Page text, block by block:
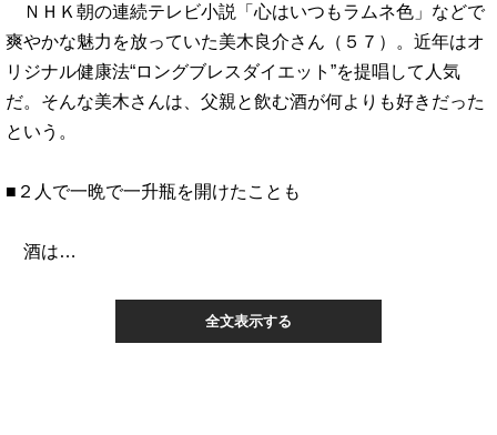
ＮＨＫ朝の連続テレビ小説「心はいつもラムネ色」などで
爽やかな魅力を放っていた美木良介さん（５７）。近年はオ
リジナル健康法“ロングブレスダイエット”を提唱して人気
だ。そんな美木さんは、父親と飲む酒が何よりも好きだった
という。
■２人で一晩で一升瓶を開けたことも
酒は…
全文表示する